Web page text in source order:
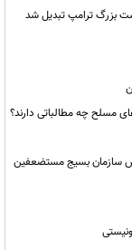
مسلح چه مطالباتی دارند؟
سازمان بسیج مستضعفین